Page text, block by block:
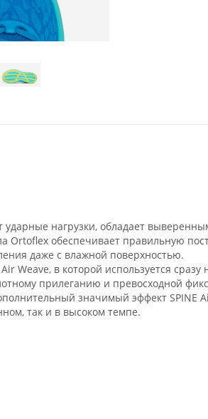
ударные нагрузки, обладает
Ortoflex обеспечивает правильную
даже с влажной поверхностью.
Weave, в которой используется сразу
прилеганию и превосходной
значимый эффект SPINE
так и в высоком темпе.